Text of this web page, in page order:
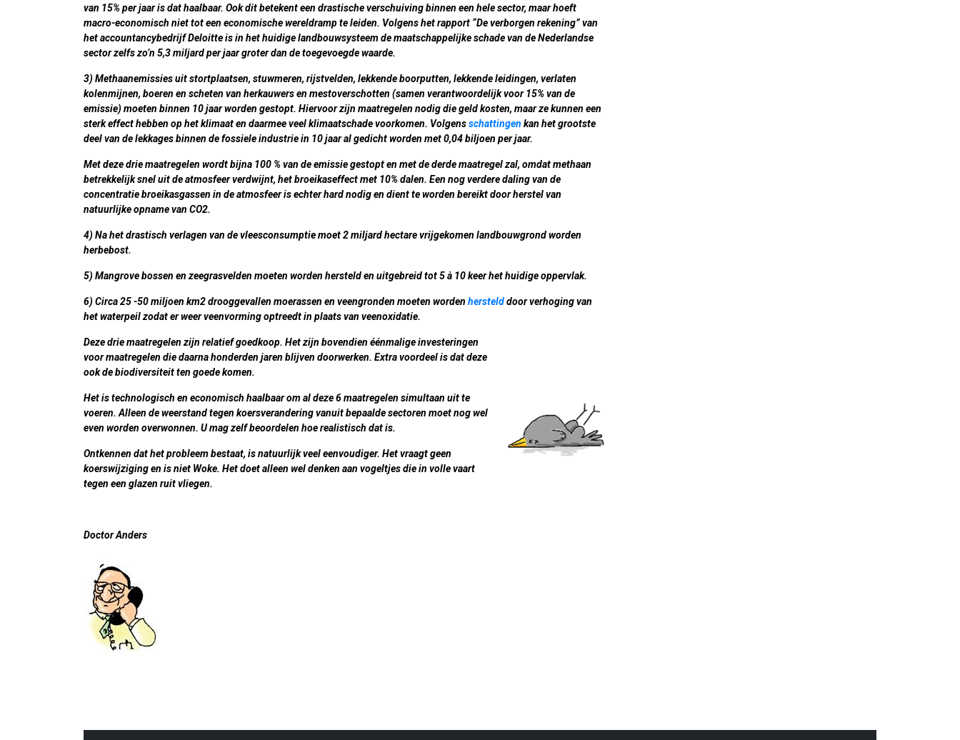
van 15% per jaar is dat haalbaar. Ook dit betekent een drastische verschuiving binnen een hele sector, maar hoeft
macro-economisch niet tot een economische wereldramp te leiden. Volgens het rapport “De verborgen rekening” van
het accountancybedrijf Deloitte is in het huidige landbouwsysteem de maatschappelijke schade van de Nederlandse
sector zelfs zo’n 5,3 miljard per jaar groter dan de toegevoegde waarde.
3) Methaanemissies uit stortplaatsen, stuwmeren, rijstvelden, lekkende boorputten, lekkende leidingen, verlaten
kolenmijnen, boeren en scheten van herkauwers en mestoverschotten (samen verantwoordelijk voor 15% van de
emissie) moeten binnen 10 jaar worden gestopt. Hiervoor zijn maatregelen nodig die geld kosten, maar ze kunnen een
sterk effect hebben op het klimaat en daarmee veel klimaatschade voorkomen. Volgensschattingen kan het grootste
deel van de lekkages binnen de fossiele industrie in 10 jaar al gedicht worden met 0,04 biljoen per jaar.
Met deze drie maatregelen wordt bijna 100 % van de emissie gestopt en met de derde maatregel zal, omdat methaan
betrekkelijk snel uit de atmosfeer verdwijnt, het broeikaseffect met 10% dalen. Een nog verdere daling van de
concentratie broeikasgassen in de atmosfeer is echter hard nodig en dient te worden bereikt door herstel van
natuurlijke opname van CO2.
4) Na het drastisch verlagen van de vleesconsumptie moet 2 miljard hectare vrijgekomen landbouwgrond worden
herbebost.
5) Mangrove bossen en zeegrasvelden moeten worden hersteld en uitgebreid tot 5 à 10 keer het huidige oppervlak.
6) Circa 25 -50 miljoen km2 drooggevallen moerassen en veengronden moeten worden herstelddoor verhoging van
het waterpeil zodat er weer veenvorming optreedt in plaats van veenoxidatie.
Deze drie maatregelen zijn relatief goedkoop. Het zijn bovendien éénmalige investeringen
voor maatregelen die daarna honderden jaren blijven doorwerken. Extra voordeel is dat deze
ook de biodiversiteit ten goede komen.
Het is technologisch en economisch haalbaar om al deze 6 maatregelen simultaan uit te
voeren. Alleen de weerstand tegen koersverandering vanuit bepaalde sectoren moet nog wel
even worden overwonnen. U mag zelf beoordelen hoe realistisch dat is.
Ontkennen dat het probleem bestaat, is natuurlijk veel eenvoudiger. Het vraagt geen
koerswijziging en is niet Woke. Het doet alleen wel denken aan vogeltjes die in volle vaart
tegen een glazen ruit vliegen.
Doctor Anders